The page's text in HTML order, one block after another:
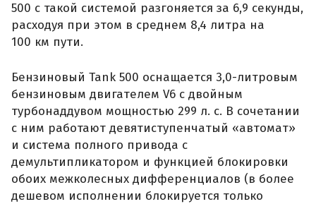
500 с такой системой разгоняется за 6,9 секунды,
расходуя при этом в среднем 8,4 литра на
100 км пути.
Бензиновый Tank 500 оснащается 3,0-литровым
бензиновым двигателем V6 с двойным
турбонаддувом мощностью 299 л. с. В сочетании
с ним работают девятиступенчатый «автомат»
и система полного привода с
демультипликатором и функцией блокировки
обоих межколесных дифференциалов (в более
дешевом исполнении блокируется только